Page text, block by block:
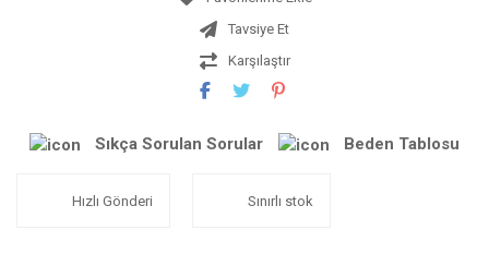
Tavsiye Et
Karşılaştır
Sıkça Sorulan Sorular Beden Tablosu
Hızlı Gönderi Sınırlı stok